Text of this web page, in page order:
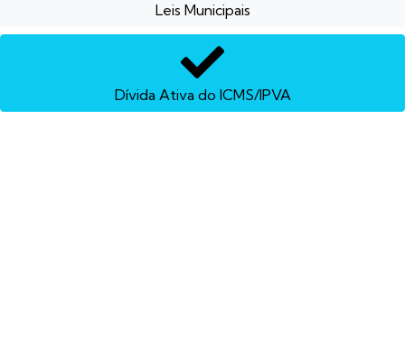
Leis Municipais
Dívida Ativa do ICMS/IPVA